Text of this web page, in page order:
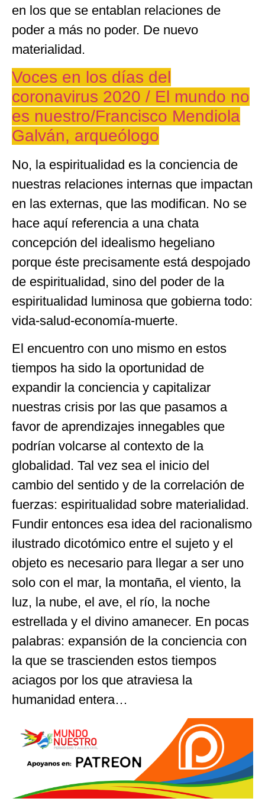
en los que se entablan relaciones de
poder a más no poder. De nuevo
materialidad.
Voces en los días del
coronavirus 2020 / El mundo no
es nuestro/Francisco Mendiola
Galván, arqueólogo
No, la espiritualidad es la conciencia de
nuestras relaciones internas que impactan
en las externas, que las modifican. No se
hace aquí referencia a una chata
concepción del idealismo hegeliano
porque éste precisamente está despojado
de espiritualidad, sino del poder de la
espiritualidad luminosa que gobierna todo:
vida-salud-economía-muerte.
El encuentro con uno mismo en estos
tiempos ha sido la oportunidad de
expandir la conciencia y capitalizar
nuestras crisis por las que pasamos a
favor de aprendizajes innegables que
podrían volcarse al contexto de la
globalidad. Tal vez sea el inicio del
cambio del sentido y de la correlación de
fuerzas: espiritualidad sobre materialidad.
Fundir entonces esa idea del racionalismo
ilustrado dicotómico entre el sujeto y el
objeto es necesario para llegar a ser uno
solo con el mar, la montaña, el viento, la
luz, la nube, el ave, el río, la noche
estrellada y el divino amanecer. En pocas
palabras: expansión de la conciencia con
la que se trascienden estos tiempos
aciagos por los que atraviesa la
humanidad entera…